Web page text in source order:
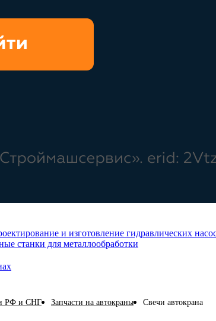
и изготовление гидравлических
станки для металлообработки
РФ и СНГ Запчасти на автокраны Свечи автокрана